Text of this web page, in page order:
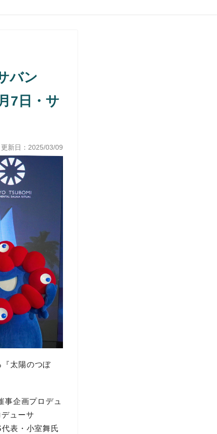
バン
7日・サ
新日： 2025/03/09
太陽のつぼ
事企画プロデュ
ューサ
表・小室舞氏